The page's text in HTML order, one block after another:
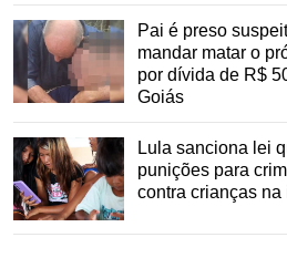
Pai é preso
mandar matar o
por dívida de R$
Goiás
Lula sanciona lei
punições para
contra crianças na